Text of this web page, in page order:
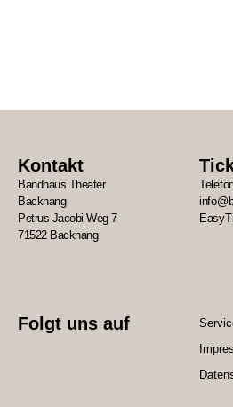
Kontakt
Bandhaus Theater
Backnang
Petrus-Jacobi-Weg 7
71522 Backnang
Folgt uns auf